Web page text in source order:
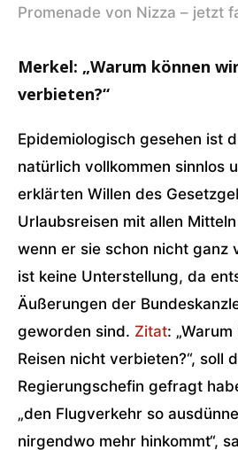
Promenade von Nizza – jetzt
Merkel: „Warum können
verbieten?“
Epidemiologisch gesehen ist
natürlich vollkommen sinnlos
erklärten Willen des
Urlaubsreisen mit allen
wenn er sie schon nicht ganz
ist keine Unterstellung, da
Äußerungen der
geworden sind. Zitat:
Reisen nicht verbieten?“, soll
Regierungschefin gefragt
„den Flugverkehr so
nirgendwo mehr hinkommt“,